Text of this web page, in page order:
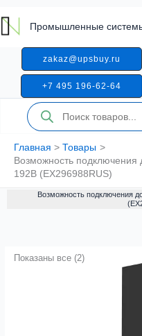
к
содержимому
Промышленные
zakaz@upsbuy.ru
+7 495 196-62-64
Поиск
товаров
Главная
Товары
Возможность подключения
192B (EX296988RUS)
Возможность подключения
Показаны все (2)